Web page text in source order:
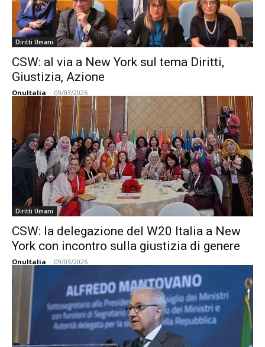
Diritti Umani
CSW: al via a New York sul tema Diritti,
Giustizia, Azione
OnuItalia - 09/03/2026
Diritti Umani
CSW: la delegazione del W20 Italia a New
York con incontro sulla giustizia di genere
OnuItalia - 09/03/2026